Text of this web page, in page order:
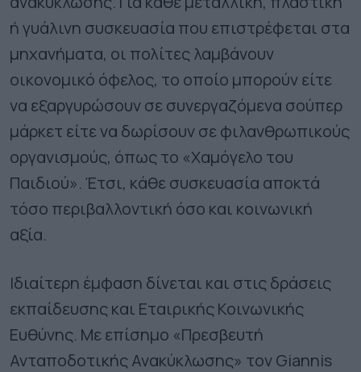
ή γυάλινη συσκευασία που επιστρέφεται στα
μηχανήματα, οι πολίτες λαμβάνουν
οικονομικό όφελος, το οποίο μπορούν είτε
να εξαργυρώσουν σε συνεργαζόμενα σούπερ
μάρκετ είτε να δωρίσουν σε φιλανθρωπικούς
οργανισμούς, όπως το «Χαμόγελο του
Παιδιού». Έτσι, κάθε συσκευασία αποκτά
τόσο περιβαλλοντική όσο και κοινωνική
αξία.
Ιδιαίτερη έμφαση δίνεται και στις δράσεις
εκπαίδευσης και Εταιρικής Κοινωνικής
Ευθύνης. Με επίσημο «Πρεσβευτή
Ανταποδοτικής Ανακύκλωσης» τον Giannis